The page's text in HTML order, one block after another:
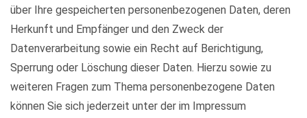
über Ihre gespeicherten personenbezogenen Daten, deren
Herkunft und Empfänger und den Zweck der
Datenverarbeitung sowie ein Recht auf Berichtigung,
Sperrung oder Löschung dieser Daten. Hierzu sowie zu
weiteren Fragen zum Thema personenbezogene Daten
können Sie sich jederzeit unter der im Impressum